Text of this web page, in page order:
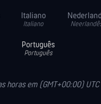
Italiano
Italiano
Português
Português
horas em (GMT+00:00) UTC